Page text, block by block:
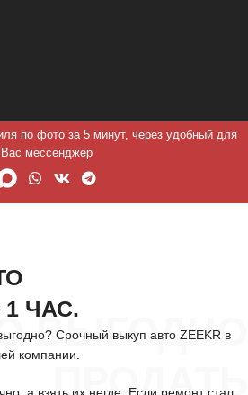
по фото за 5 минут, через удобный для
Вас мессенджер
ВЫГОДНО
ПРОДАТЬ
1 ЧАС.
Срочный выкуп авто ZEEKR в
компании.
а взять их негде. Если ремонт стал